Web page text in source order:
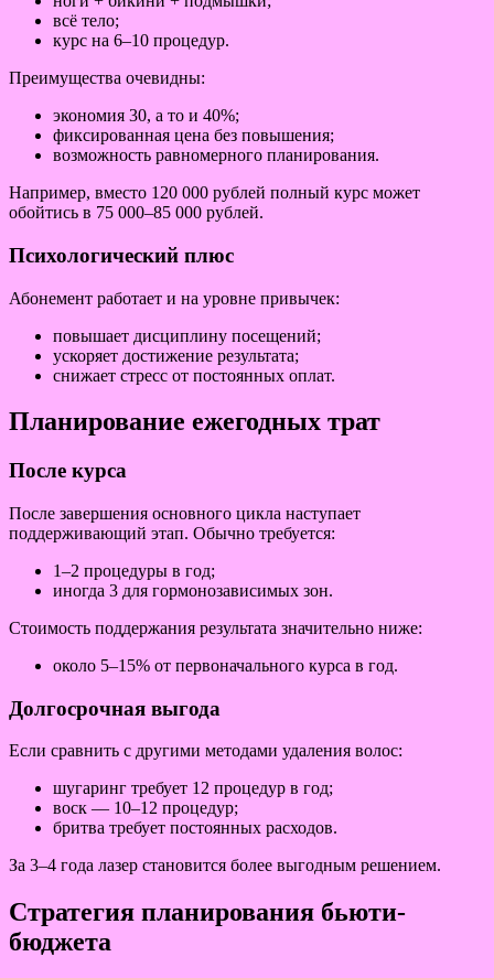
всё тело;
курс на 6–10 процедур.
Преимущества очевидны:
экономия 30, а то и 40%;
фиксированная цена без повышения;
возможность равномерного планирования.
Например, вместо 120 000 рублей полный курс может
обойтись в 75 000–85 000 рублей.
Психологический плюс
Абонемент работает и на уровне привычек:
повышает дисциплину посещений;
ускоряет достижение результата;
снижает стресс от постоянных оплат.
Планирование ежегодных трат
После курса
После завершения основного цикла наступает
поддерживающий этап. Обычно требуется:
1–2 процедуры в год;
иногда 3 для гормонозависимых зон.
Стоимость поддержания результата значительно ниже:
около 5–15% от первоначального курса в год.
Долгосрочная выгода
Если сравнить с другими методами удаления волос:
шугаринг требует 12 процедур в год;
воск — 10–12 процедур;
бритва требует постоянных расходов.
За 3–4 года лазер становится более выгодным решением.
Стратегия планирования бьюти-
бюджета